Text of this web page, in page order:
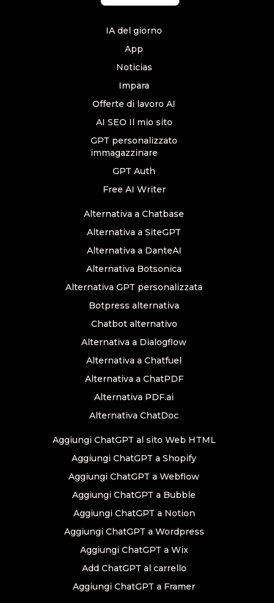
IA del giorno
App
Noticias
Impara
Offerte di lavoro AI
AI SEO Il mio sito
GPT personalizzato
immagazzinare
GPT Auth
Free AI Writer
Alternativa a Chatbase
Alternativa a SiteGPT
Alternativa a DanteAI
Alternativa Botsonica
Alternativa GPT personalizzata
Botpress alternativa
Chatbot alternativo
Alternativa a Dialogflow
Alternativa a Chatfuel
Alternativa a ChatPDF
Alternativa PDF.ai
Alternativa ChatDoc
Aggiungi ChatGPT al sito Web HTML
Aggiungi ChatGPT a Shopify
Aggiungi ChatGPT a Webflow
Aggiungi ChatGPT a Bubble
Aggiungi ChatGPT a Notion
Aggiungi ChatGPT a Wordpress
Aggiungi ChatGPT a Wix
Add ChatGPT al carrello
Aggiungi ChatGPT a Framer